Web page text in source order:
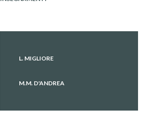
L. MIGLIORE
M.M. D'ANDREA